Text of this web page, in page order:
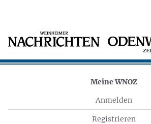
Meine WNOZ
Anmelden
Registrieren